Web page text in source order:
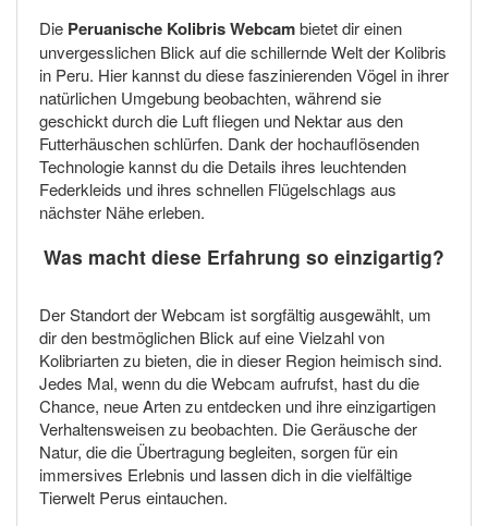
Die Peruanische Kolibris Webcambietet dir einen
unvergesslichen Blick auf die schillernde Welt der Kolibris
in Peru. Hier kannst du diese faszinierenden Vögel in ihrer
natürlichen Umgebung beobachten, während sie
geschickt durch die Luft fliegen und Nektar aus den
Futterhäuschen schlürfen. Dank der hochauflösenden
Technologie kannst du die Details ihres leuchtenden
Federkleids und ihres schnellen Flügelschlags aus
nächster Nähe erleben.
Was macht diese Erfahrung so einzigartig?
Der Standort der Webcam ist sorgfältig ausgewählt, um
dir den bestmöglichen Blick auf eine Vielzahl von
Kolibriarten zu bieten, die in dieser Region heimisch sind.
Jedes Mal, wenn du die Webcam aufrufst, hast du die
Chance, neue Arten zu entdecken und ihre einzigartigen
Verhaltensweisen zu beobachten. Die Geräusche der
Natur, die die Übertragung begleiten, sorgen für ein
immersives Erlebnis und lassen dich in die vielfältige
Tierwelt Perus eintauchen.